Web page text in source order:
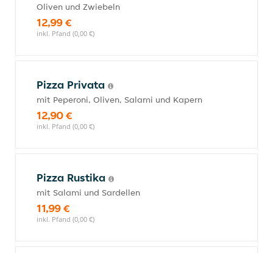
Oliven und Zwiebeln
12,99 €
inkl. Pfand (0,00 €)
Pizza Privata
mit Peperoni, Oliven, Salami und Kapern
12,90 €
inkl. Pfand (0,00 €)
Pizza Rustika
mit Salami und Sardellen
11,99 €
inkl. Pfand (0,00 €)